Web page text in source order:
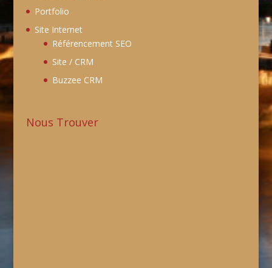
Portfolio
Site Internet
Référencement SEO
Site / CRM
Buzzee CRM
Nous Trouver